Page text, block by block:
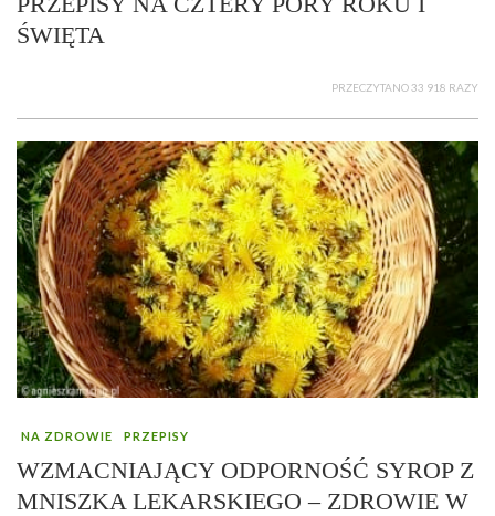
ŚWIĘTA
PRZECZYTANO 33 918 RAZY
NA ZDROWIE PRZEPISY
WZMACNIAJĄCY ODPORNOŚĆ SYROP Z
MNISZKA LEKARSKIEGO – ZDROWIE W